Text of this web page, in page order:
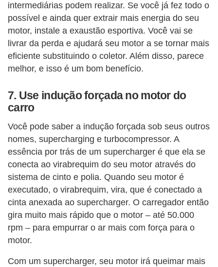
intermediárias podem realizar. Se você já fez todo o
possível e ainda quer extrair mais energia do seu
motor, instale a exaustão esportiva. Você vai se
livrar da perda e ajudará seu motor a se tornar mais
eficiente substituindo o coletor. Além disso, parece
melhor, e isso é um bom benefício.
7. Use indução forçada no motor do
carro
Você pode saber a indução forçada sob seus outros
nomes, supercharging e turbocompressor. A
essência por trás de um supercharger é que ela se
conecta ao virabrequim do seu motor através do
sistema de cinto e polia. Quando seu motor é
executado, o virabrequim, vira, que é conectado a
cinta anexada ao supercharger. O carregador então
gira muito mais rápido que o motor – até 50.000
rpm – para empurrar o ar mais com força para o
motor.
Com um supercharger, seu motor irá queimar mais